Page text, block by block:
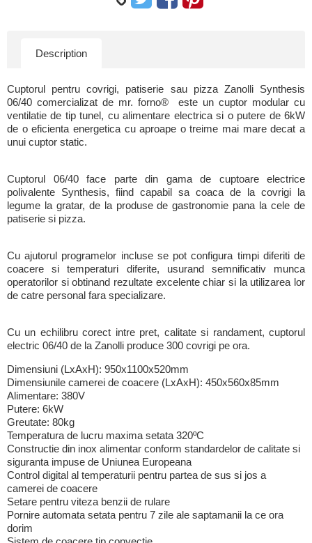
Description
Cuptorul pentru covrigi, patiserie sau pizza Zanolli Synthesis
06/40 comercializat de mr. forno® este un cuptor modular cu
ventilatie de tip tunel, cu alimentare electrica si o putere de 6kW
de o eficienta energetica cu aproape o treime mai mare decat a
unui cuptor static.
Cuptorul 06/40 face parte din gama de cuptoare electrice
polivalente Synthesis, fiind capabil sa coaca de la covrigi la
legume la gratar, de la produse de gastronomie pana la cele de
patiserie si pizza.
Cu ajutorul programelor incluse se pot configura timpi diferiti de
coacere si temperaturi diferite, usurand semnificativ munca
operatorilor si obtinand rezultate excelente chiar si la utilizarea lor
de catre personal fara specializare.
Cu un echilibru corect intre pret, calitate si randament, cuptorul
electric 06/40 de la Zanolli produce 300 covrigi pe ora.
Dimensiuni (LxAxH): 950x1100x520mm
Dimensiunile camerei de coacere (LxAxH): 450x560x85mm
Alimentare: 380V
Putere: 6kW
Greutate: 80kg
Temperatura de lucru maxima setata 320ºC
Constructie din inox alimentar conform standardelor de calitate si
siguranta impuse de Uniunea Europeana
Control digital al temperaturii pentru partea de sus si jos a
camerei de coacere
Setare pentru viteza benzii de rulare
Pornire automata setata pentru 7 zile ale saptamanii la ce ora
dorim